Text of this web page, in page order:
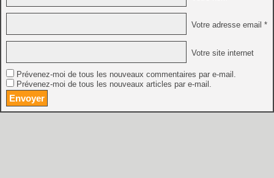
Votre adresse email *
Votre site internet
Prévenez-moi de tous les nouveaux commentaires par e-mail.
Prévenez-moi de tous les nouveaux articles par e-mail.